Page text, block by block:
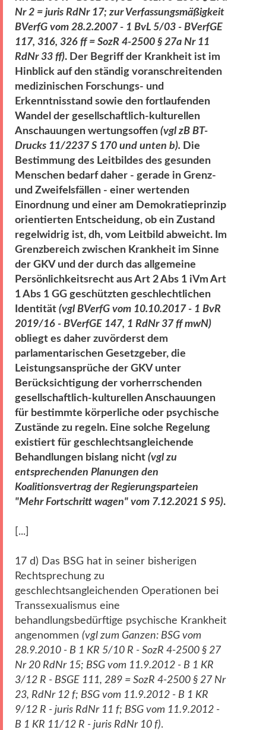
Nr 2 = juris RdNr 17; zur Verfassungsmäßigkeit
BVerfG vom 28.2.2007 - 1 BvL 5/03 - BVerfGE
117, 316, 326 ff = SozR 4-2500 § 27a Nr 11
RdNr 33 ff). Der Begriff der Krankheit ist im
Hinblick auf den ständig voranschreitenden
medizinischen Forschungs- und
Erkenntnisstand sowie den fortlaufenden
Wandel der gesellschaftlich-kulturellen
Anschauungen wertungsoffen (vgl zB BT-
Drucks 11/2237 S 170 und unten b). Die
Bestimmung des Leitbildes des gesunden
Menschen bedarf daher - gerade in Grenz-
und Zweifelsfällen - einer wertenden
Einordnung und einer am Demokratieprinzip
orientierten Entscheidung, ob ein Zustand
regelwidrig ist, dh, vom Leitbild abweicht. Im
Grenzbereich zwischen Krankheit im Sinne
der GKV und der durch das allgemeine
Persönlichkeitsrecht aus Art 2 Abs 1 iVm Art
1 Abs 1 GG geschützten geschlechtlichen
Identität (vgl BVerfG vom 10.10.2017 - 1 BvR
2019/16 - BVerfGE 147, 1 RdNr 37 ff mwN)
obliegt es daher zuvörderst dem
parlamentarischen Gesetzgeber, die
Leistungsansprüche der GKV unter
Berücksichtigung der vorherrschenden
gesellschaftlich-kulturellen Anschauungen
für bestimmte körperliche oder psychische
Zustände zu regeln. Eine solche Regelung
existiert für geschlechtsangleichende
Behandlungen bislang nicht (vgl zu
entsprechenden Planungen den
Koalitionsvertrag der Regierungsparteien
"Mehr Fortschritt wagen" vom 7.12.2021 S 95).
[...]
17 d) Das BSG hat in seiner bisherigen
Rechtsprechung zu
geschlechtsangleichenden Operationen bei
Transsexualismus eine
behandlungsbedürftige psychische Krankheit
angenommen (vgl zum Ganzen: BSG vom
28.9.2010 - B 1 KR 5/10 R - SozR 4-2500 § 27
Nr 20 RdNr 15; BSG vom 11.9.2012 - B 1 KR
3/12 R - BSGE 111, 289 = SozR 4-2500 § 27 Nr
23, RdNr 12 f; BSG vom 11.9.2012 - B 1 KR
9/12 R - juris RdNr 11 f; BSG vom 11.9.2012 -
B 1 KR 11/12 R - juris RdNr 10 f).